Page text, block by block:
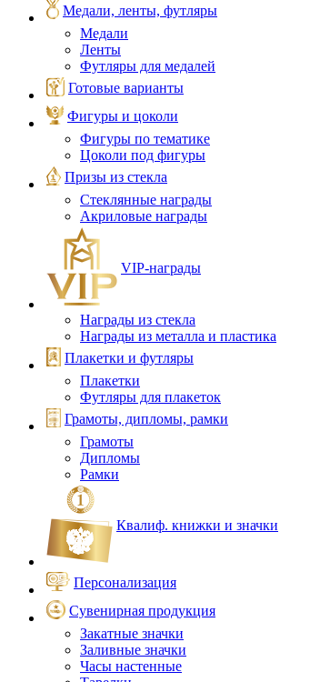
Медали, ленты, футляры
Медали
Ленты
Футляры для медалей
Готовые варианты
Фигуры и цоколи
Фигуры по тематике
Цоколи под фигуры
Призы из стекла
Стеклянные награды
Акриловые награды
VIP‑награды
Награды из стекла
Награды из металла и пластика
Плакетки и футляры
Плакетки
Футляры для плакеток
Грамоты, дипломы, рамки
Грамоты
Дипломы
Рамки
Квалиф. книжки и значки
Персонализация
Сувенирная продукция
Закатные значки
Заливные значки
Часы настенные